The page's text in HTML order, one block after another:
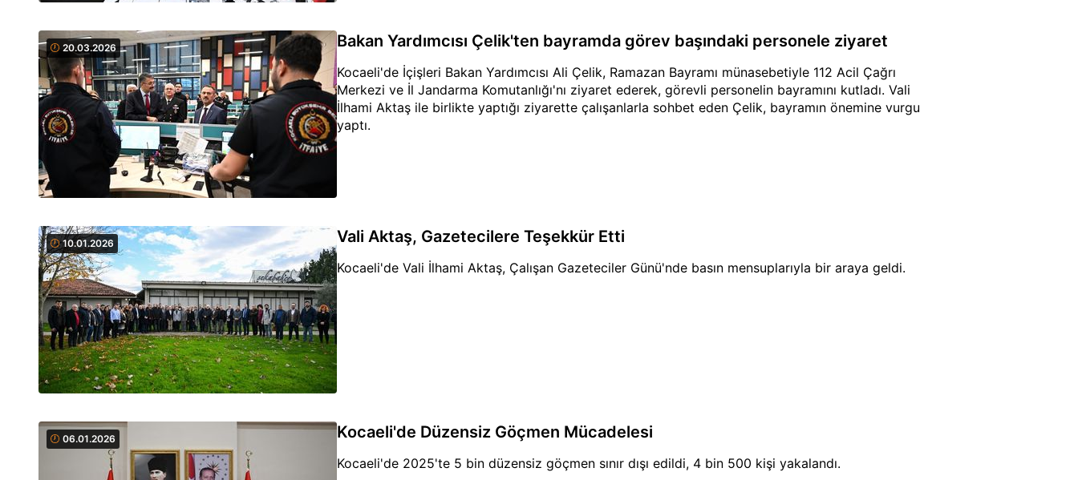
20.03.2026 Bakan Yardımcısı Çelik'ten bayramda görev başındaki personele ziyaret
Kocaeli'de İçişleri Bakan Yardımcısı Ali Çelik, Ramazan Bayramı münasebetiyle 112 Acil Çağrı
Merkezi ve İl Jandarma Komutanlığı'nı ziyaret ederek, görevli personelin bayramını kutladı. Vali
İlhami Aktaş ile birlikte yaptığı ziyarette çalışanlarla sohbet eden Çelik, bayramın önemine vurgu
yaptı.
10.01.2026 Vali Aktaş, Gazetecilere Teşekkür Etti
Kocaeli'de Vali İlhami Aktaş, Çalışan Gazeteciler Günü'nde basın mensuplarıyla bir araya geldi.
06.01.2026 Kocaeli'de Düzensiz Göçmen Mücadelesi
Kocaeli'de 2025'te 5 bin düzensiz göçmen sınır dışı edildi, 4 bin 500 kişi yakalandı.